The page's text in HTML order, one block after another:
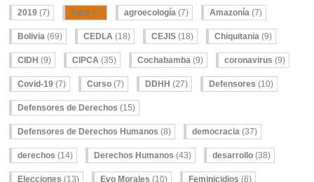
2019 (7) Agro (6) agroecología (7) Amazonía (7)
Bolivia (69) CEDLA (18) CEJIS (18) Chiquitania (9)
CIDH (9) CIPCA (35) Cochabamba (9) coronavirus (9)
Covid-19 (7) Curso (7) DDHH (27) Defensores (10)
Defensores de Derechos (15)
Defensores de Derechos Humanos (8) democracia (37)
derechos (14) Derechos Humanos (43) desarrollo (38)
Elecciones (13) Evo Morales (10) Feminicidios (6)